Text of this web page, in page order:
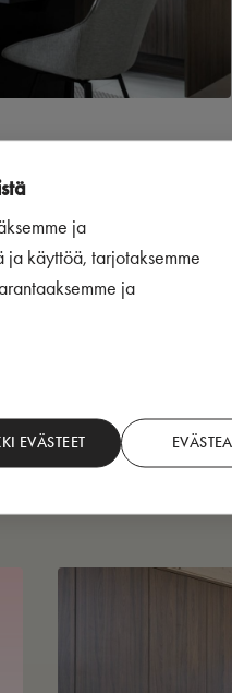
ja
ja käyttöä, tarjotaksemme
ja
EVÄSTEET